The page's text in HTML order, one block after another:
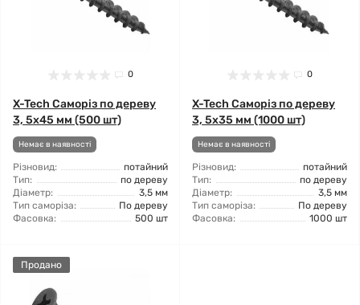
0
X-Tech Саморіз по дереву
3, 5x45 мм (500 шт)
Немає в наявності
Різновид:
потайний
Тип:
по дереву
Діаметр:
3,5 мм
Тип саморіза:
По дереву
Фасовка:
500 шт
0
X-Tech Саморіз по дереву
3, 5x35 мм (1000 шт)
Немає в наявності
Різновид:
потайний
Тип:
по дереву
Діаметр:
3,5 мм
Тип саморіза:
По дереву
Фасовка:
1000 шт
Продано